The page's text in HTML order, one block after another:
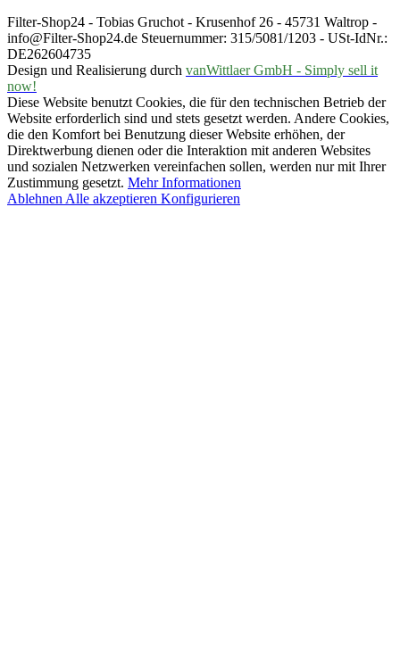
Filter-Shop24 - Tobias Gruchot - Krusenhof 26 - 45731 Waltrop -
info@Filter-Shop24.de Steuernummer: 315/5081/1203 - USt-IdNr.:
DE262604735
Design und Realisierung durch vanWittlaer GmbH - Simply sell it
now!
Diese Website benutzt Cookies, die für den technischen Betrieb der
Website erforderlich sind und stets gesetzt werden. Andere Cookies,
die den Komfort bei Benutzung dieser Website erhöhen, der
Direktwerbung dienen oder die Interaktion mit anderen Websites
und sozialen Netzwerken vereinfachen sollen, werden nur mit Ihrer
Zustimmung gesetzt. Mehr Informationen
Ablehnen Alle akzeptieren Konfigurieren